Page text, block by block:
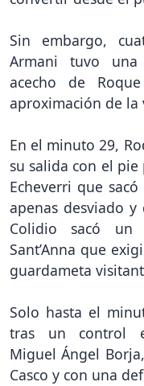
Sin embargo,
Armani tuvo
acecho de
aproximación de la
En el minuto 29,
su salida con el
Echeverri que
apenas desviado y
Colidio sacó
Sant’Anna que
guardameta
Solo hasta el
tras un control
Miguel Ángel
Casco y con una